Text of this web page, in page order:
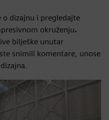
o dizajnu i pregledajte
okruženju.
bilješke unutar
snimili komentare, unose